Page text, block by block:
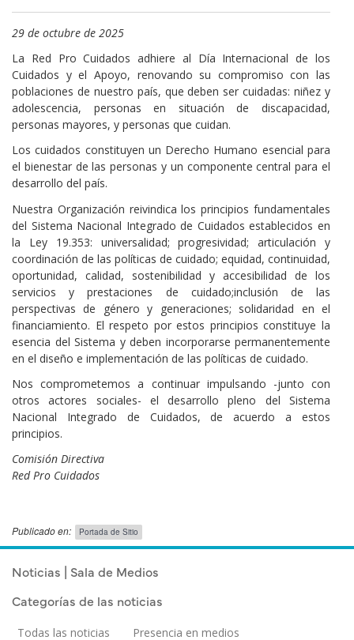
Noticias | Sala de Medios
Categorías de las noticias
Todas las noticias Presencia en medios
29 de octubre de 2025
La Red Pro Cuidados adhiere al Día Internacional de los
Cuidados y el Apoyo, renovando su compromiso con las
poblaciones de nuestro país, que deben ser cuidadas: niñez y
adolescencia, personas en situación de discapacidad,
personas mayores, y personas que cuidan.
Los cuidados constituyen un Derecho Humano esencial para
el bienestar de las personas y un componente central para el
desarrollo del país.
Nuestra Organización reivindica los principios fundamentales
del Sistema Nacional Integrado de Cuidados establecidos en
la Ley 19.353: universalidad; progresividad; articulación y
coordinación de las políticas de cuidado; equidad, continuidad,
oportunidad, calidad, sostenibilidad y accesibilidad de los
servicios y prestaciones de cuidado;inclusión de las
perspectivas de género y generaciones; solidaridad en el
financiamiento. El respeto por estos principios constituye la
esencia del Sistema y deben incorporarse permanentemente
en el diseño e implementación de las políticas de cuidado.
Nos comprometemos a continuar impulsando -junto con
otros actores sociales- el desarrollo pleno del Sistema
Nacional Integrado de Cuidados, de acuerdo a estos
principios.
Comisión Directiva
Red Pro Cuidados
Publicado en: Portada de Sitio
Publicado el Jueves 30 Octubre, 2025